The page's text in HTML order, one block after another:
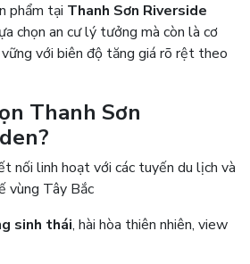
phẩm tại Thanh Sơn Riverside
chọn an cư lý tưởng mà còn là cơ
với biên độ tăng giá rõ rệt theo
Thanh Sơn
nối linh hoạt với các tuyến du lịch và
vùng Tây Bắc
sinh thái, hài hòa thiên nhiên, view